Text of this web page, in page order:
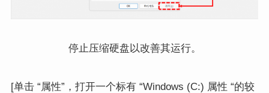
停止压缩硬盘以改善其运行。
[单击 “属性”，打开一个标有 “Windows (C:) 属性 “的较